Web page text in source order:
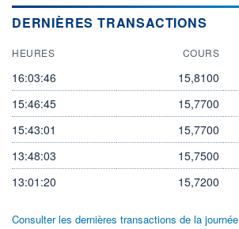
DERNIÈRES TRANSACTIONS
HEURES COURS
16:03:46 15,8100
15:46:45
15,7700
15:43:01
15,7700
13:48:03
15,7500
13:01:20
15,7200
Consulter les dernières transactions de la journée